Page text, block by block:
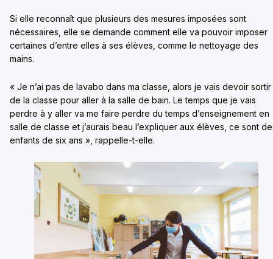
Si elle reconnaît que plusieurs des mesures imposées sont
nécessaires, elle se demande comment elle va pouvoir imposer
certaines d’entre elles à ses élèves, comme le nettoyage des
mains.
« Je n’ai pas de lavabo dans ma classe, alors je vais devoir sortir
de la classe pour aller à la salle de bain. Le temps que je vais
perdre à y aller va me faire perdre du temps d’enseignement en
salle de classe et j’aurais beau l’expliquer aux élèves, ce sont
enfants de six ans », rappelle-t-elle.